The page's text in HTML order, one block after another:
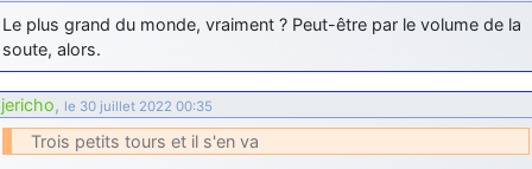
Le plus grand du monde, vraiment ? Peut-être par le volume de la
soute, alors.
jericho, le 30 juillet 2022 00:35
Trois petits tours et il s'en va